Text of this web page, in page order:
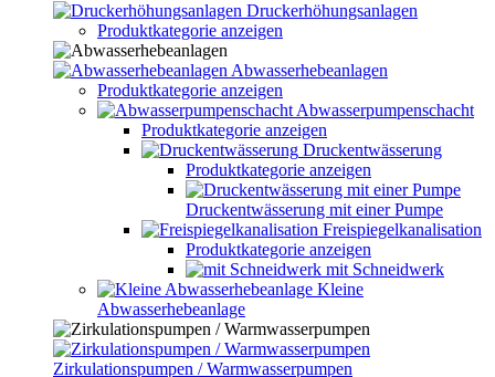
Druckerhöhungsanlagen
Produktkategorie anzeigen
Abwasserhebeanlagen
Produktkategorie anzeigen
Abwasserpumpenschacht
Produktkategorie anzeigen
Druckentwässerung
Produktkategorie anzeigen
Druckentwässerung mit einer Pumpe
Freispiegelkanalisation
Produktkategorie anzeigen
mit Schneidwerk
Kleine
Abwasserhebeanlage
Zirkulationspumpen / Warmwasserpumpen